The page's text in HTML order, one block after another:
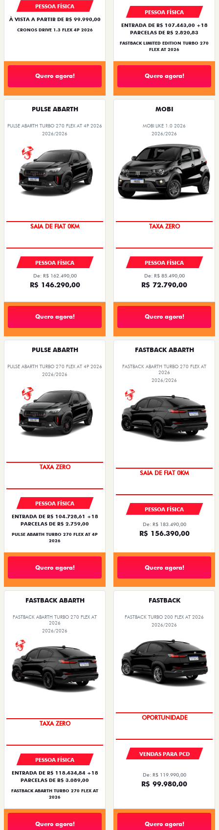
PESSOA FÍSICA
À VISTA A PARTIR DE R$ 99.990,00
CRONOS DRIVE 1.3 FLEX 4P 2026
Quero agora!
PESSOA FÍSICA
ENTRADA DE R$ 107.443,00 +18
PARCELAS DE R$ 2.820,83
FASTBACK LIMITED EDITION TURBO 270
FLEX AT 2026
Quero agora!
PULSE ABARTH
PULSE ABARTH TURBO 270 FLEX AT 4P 2026
2026/2026
SAIA DE FIAT 0KM
PESSOA FÍSICA
De: R$ 162.490,00
R$ 146.290,00
Quero agora!
MOBI
MOBI LIKE 1.0 2026
2026/2026
TAXA ZERO
PESSOA FÍSICA
De: R$ 85.490,00
R$ 72.790,00
Quero agora!
PULSE ABARTH
PULSE ABARTH TURBO 270 FLEX AT 4P 2026
2026/2026
TAXA ZERO
PESSOA FÍSICA
ENTRADA DE R$ 104.728,61 +18
PARCELAS DE R$ 2.759,00
PULSE ABARTH TURBO 270 FLEX AT 4P
2026
Quero agora!
FASTBACK ABARTH
FASTBACK ABARTH TURBO 270 FLEX AT
2026
2026/2026
SAIA DE FIAT 0KM
PESSOA FÍSICA
De: R$ 183.490,00
R$ 156.390,00
Quero agora!
FASTBACK ABARTH
FASTBACK ABARTH TURBO 270 FLEX AT
2026
2026/2026
TAXA ZERO
PESSOA FÍSICA
ENTRADA DE R$ 118.434,84 +18
PARCELAS DE R$ 3.089,00
FASTBACK ABARTH TURBO 270 FLEX AT
2026
Quero agora!
FASTBACK
FASTBACK TURBO 200 FLEX AT 2026
2026/2026
OPORTUNIDADE
VENDAS PARA PCD
De: R$ 119.990,00
R$ 99.980,00
Quero agora!